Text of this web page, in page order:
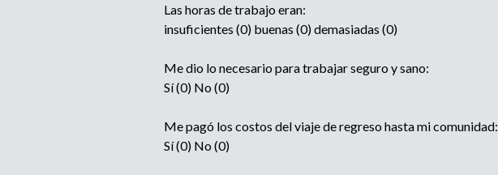
Las horas de trabajo eran:
insuficientes (0) buenas (0) demasiadas (0)
Me dio lo necesario para trabajar seguro y sano:
Sí (0) No (0)
Me pagó los costos del viaje de regreso hasta mi comunidad:
Sí (0) No (0)